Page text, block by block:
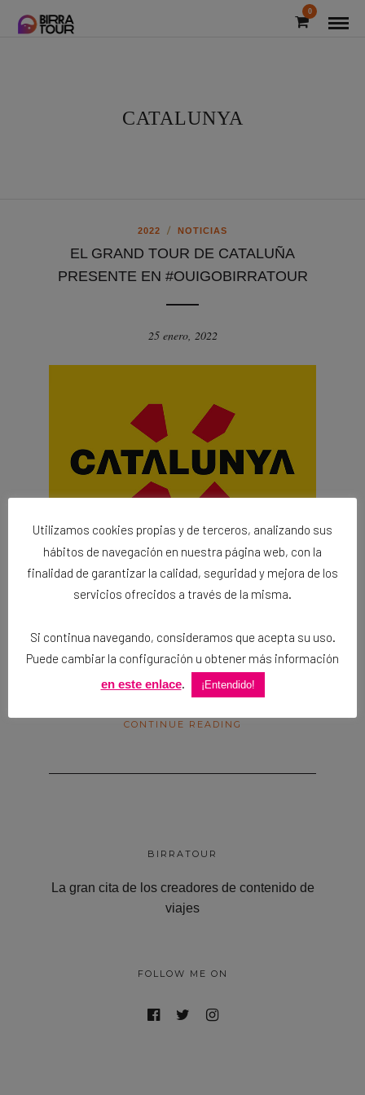
0
CATALUNYA
2022 / NOTICIAS
EL GRAND TOUR DE CATALUÑA
PRESENTE EN #OUIGOBIRRATOUR
25 enero, 2022
Cataluña llega al #OUIGObirratour para
volante y perdernos por sus preciosas
carreteras secundarias para descubrir la
esencia de este fascinante territorio
CONTINUE READING
BIRRATOUR
La gran cita de los creadores de contenido de
viajes
FOLLOW ME ON
Utilizamos cookies propias y de terceros, analizando sus
hábitos de navegación en nuestra página web, con la
finalidad de garantizar la calidad, seguridad y mejora de los
servicios ofrecidos a través de la misma.
Si continua navegando, consideramos que acepta su uso.
Puede cambiar la configuración u obtener más información
en este enlace. ¡Entendido!